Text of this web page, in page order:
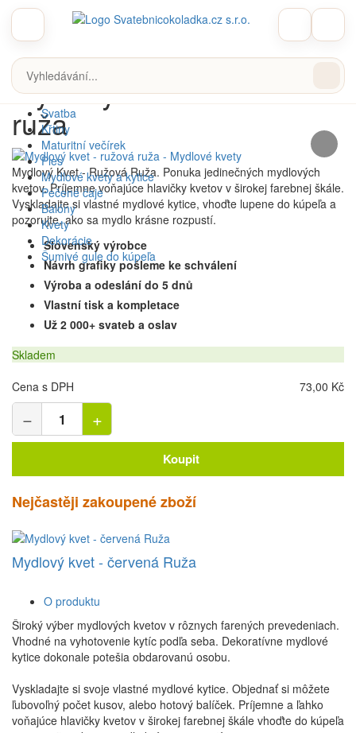
Velikonoce
Narozeniny
Svatba
Křtiny
Maturitní večírek
Ples
Mydlové kvety a kytice
Pečené čaje
Balóny
Kvety
Dekorácie
Šumivé gule do kúpeľa
Potesenie.cz Mydlové kvety a kytice
Mydlové kvety
Mydlový kvet - ružová ruža
Mydlový kvet - ružová
ruža
Mydlový Kvet - Ružová Ruža. Ponuka jedinečných mydlových
kvetov. Príjemne voňajúce hlavičky kvetov v širokej farebnej škále.
Vyskladajte si vlastné mydlové kytice, vhoďte lupene do kúpeľa a
pozorujte, ako sa mydlo krásne rozpustí.
Slovenský výrobce
Návrh grafiky pošleme ke schválení
Výroba a odeslání do 5 dnů
Vlastní tisk a kompletace
Už 2 000+ svateb a oslav
Skladem
Cena s DPH
73,00 Kč
− +
Koupit
Nejčastěji zakoupené zboží
Mydlový kvet - červená Ruža
O produktu
Široký výber mydlových kvetov v rôznych farených prevedeniach.
Vhodné na vyhotovenie kytíc podľa seba. Dekoratívne mydlové
kytice dokonale potešia obdarovanú osobu.
Vyskladajte si svoje vlastné mydlové kytice. Objednať si môžete
ľubovoľný počet kusov, alebo hotový balíček. Príjemne a ľahko
voňajúce hlavičky kvetov v širokej farebnej škále vhoďte do kúpeľa